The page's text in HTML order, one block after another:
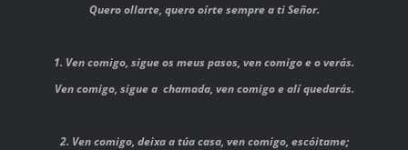
Quero ollarte, quero oírte sempre a ti Señor.
1. Ven comigo, sigue os meus pasos, ven comigo e o verás.
Ven comigo, sigue a chamada, ven comigo e alí quedarás.
2. Ven comigo, deixa a túa casa, ven comigo, escóitame;